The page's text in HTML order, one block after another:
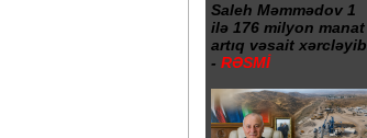
Saleh Məmmədov 1
ilə 176 milyon manat
artıq vəsait xərcləyib
- RƏSMİ